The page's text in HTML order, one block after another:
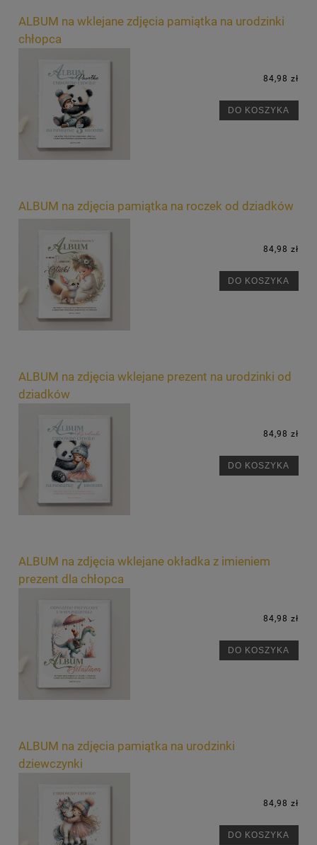
ALBUM na wklejane zdjęcia pamiątka na urodzinki
chłopca
84,98 zł
DO KOSZYKA
ALBUM na zdjęcia pamiątka na roczek od dziadków
84,98 zł
DO KOSZYKA
ALBUM na zdjęcia wklejane prezent na urodzinki od
dziadków
84,98 zł
DO KOSZYKA
ALBUM na zdjęcia wklejane okładka z imieniem
prezent dla chłopca
84,98 zł
DO KOSZYKA
ALBUM na zdjęcia pamiątka na urodzinki
dziewczynki
84,98 zł
DO KOSZYKA